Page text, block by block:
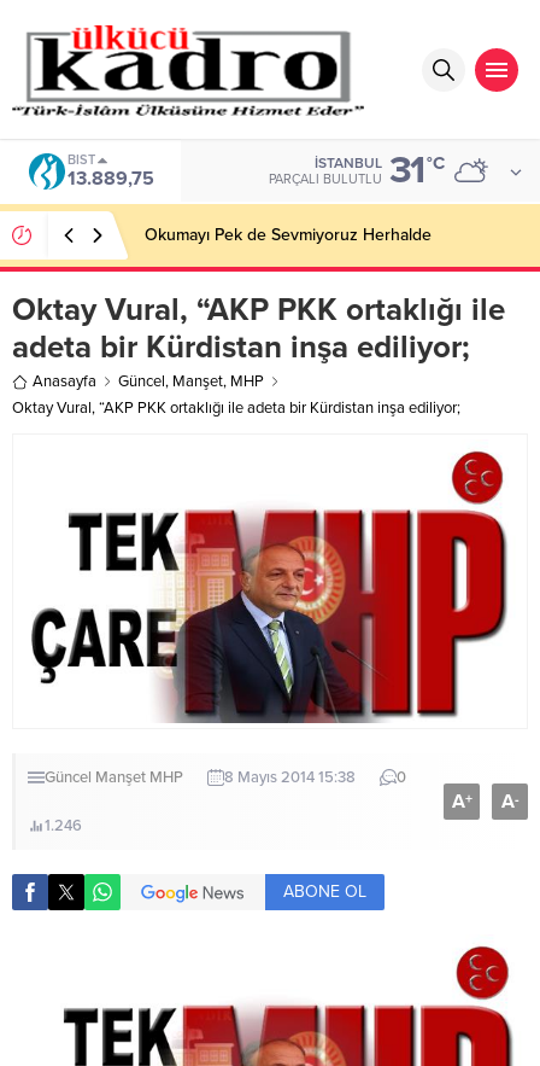
BIST
13.889,75
İSTANBUL
PARÇALI BULUTLU 31°C
Okumayı Pek de Sevmiyoruz Herhalde
Oktay Vural, “AKP PKK ortaklığı ile
adeta bir Kürdistan inşa ediliyor;
Anasayfa Güncel, Manşet, MHP
Oktay Vural, “AKP PKK ortaklığı ile adeta bir Kürdistan inşa ediliyor;
Güncel Manşet MHP 8 Mayıs 2014 15:38 0
1.246
A+ A-
ABONE OL